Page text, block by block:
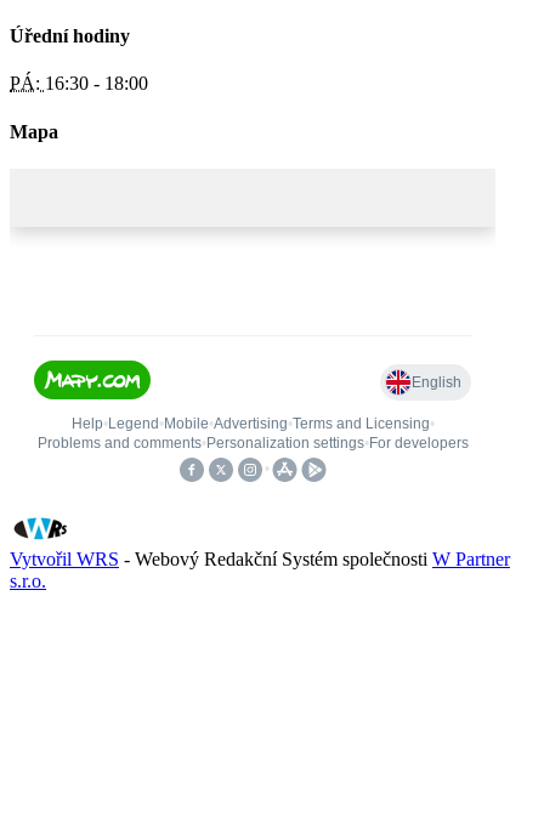
Úřední hodiny
PÁ: 16:30 - 18:00
Mapa
Vytvořil WRS - Webový Redakční Systém společnosti W Partner
s.r.o.